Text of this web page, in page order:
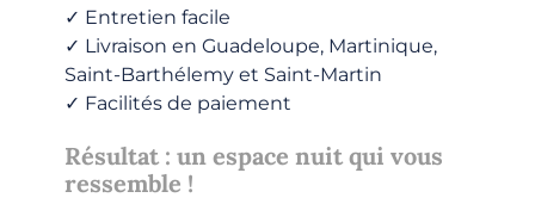
✓ Entretien facile
✓ Livraison en Guadeloupe, Martinique,
Saint-Barthélemy et Saint-Martin
✓ Facilités de paiement
Résultat : un espace nuit qui vous
ressemble !